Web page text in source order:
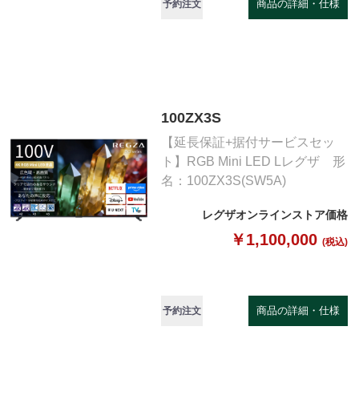
予約注文 商品の詳細・仕様
100ZX3S
【延長保証+据付サービスセッ
ト】RGB Mini LED Lレグザ 形
名：100ZX3S(SW5A)
レグザオンラインストア価格
￥1,100,000 (税込)
予約注文 商品の詳細・仕様